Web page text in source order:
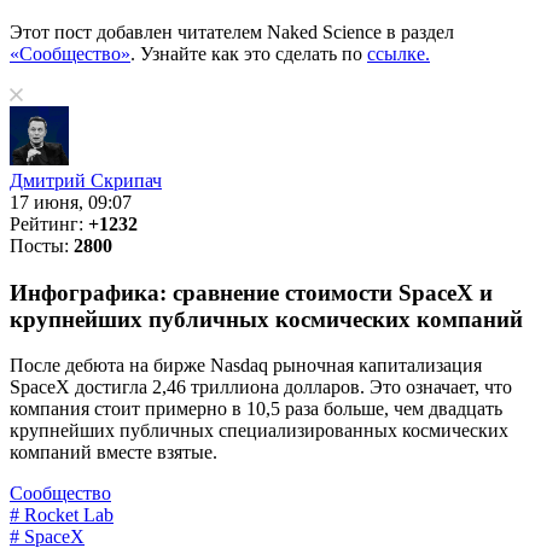
Этот пост добавлен читателем Naked Science в раздел
«Сообщество». Узнайте как это сделать по ссылке.
Дмитрий Скрипач
17 июня, 09:07
Рейтинг: +1232
Посты: 2800
Инфографика: сравнение стоимости SpaceX и
крупнейших публичных космических компаний
После дебюта на бирже Nasdaq рыночная капитализация
SpaceX достигла 2,46 триллиона долларов. Это означает, что
компания стоит примерно в 10,5 раза больше, чем двадцать
крупнейших публичных специализированных космических
компаний вместе взятые.
Сообщество
# Rocket Lab
# SpaceX